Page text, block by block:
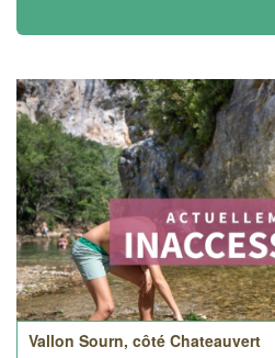
Vallon Sourn, côté Chateauvert